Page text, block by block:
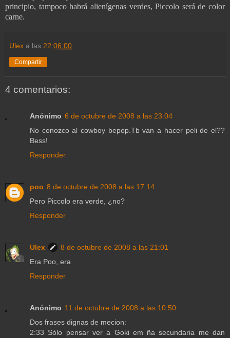
principio, tampoco habrá alienígenas verdes, Piccolo será de color
carne.
Ulex a las 22:06:00
Compartir
4 comentarios:
Anónimo 6 de octubre de 2008 a las 23:04
No conozco al cowboy bepop.Tb van a hacer peli de el??
Bess!
Responder
poo 8 de octubre de 2008 a las 17:14
Pero Piccolo era verde, ¿no?
Responder
Ulex
8 de octubre de 2008 a las 21:01
Era Poo, era
Responder
Anónimo 11 de octubre de 2008 a las 10:50
Dos frases dignas de mecion:
2:33 Sólo pensar ver a Goki em ña secundaria me dan